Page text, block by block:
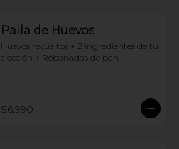
Paila de Huevos
Huevos revueltos + 2 ingredientes de tu
elección + Rebanadas de pan
$6.990